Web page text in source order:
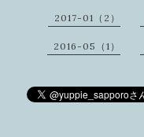
2017-01（2）
2016-05（1）